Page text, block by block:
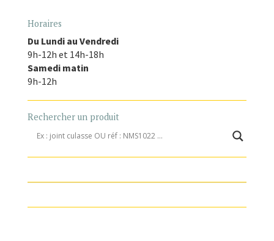
Horaires
Du Lundi au Vendredi
9h-12h et 14h-18h
Samedi matin
9h-12h
Rechercher un produit